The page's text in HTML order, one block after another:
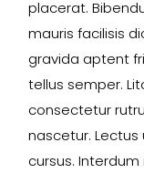
placerat.
mauris facilisis
gravida aptent
tellus semper.
consectetur
nascetur.
cursus.